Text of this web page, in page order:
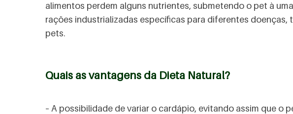
alimentos perdem alguns nutrientes, submetendo o pet à
rações industrializadas específicas para diferentes doenças,
pets.
Quais as vantagens da Dieta Natural?
– A possibilidade de variar o cardápio, evitando assim que o